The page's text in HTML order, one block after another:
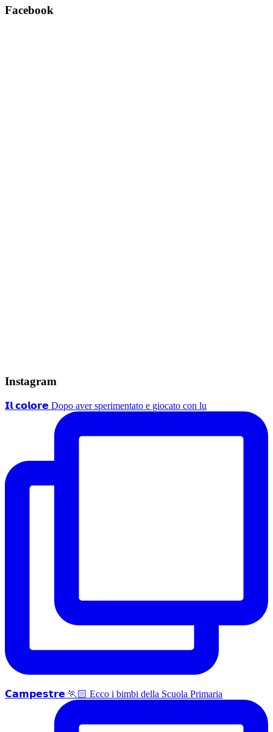
Facebook
Instagram
𝗜𝗹 𝗰𝗼𝗹𝗼𝗿𝗲 Dopo aver sperimentato e giocato con lu
𝗖𝗮𝗺𝗽𝗲𝘀𝘁𝗿𝗲 🏃🏻 Ecco i bimbi della Scuola Primaria